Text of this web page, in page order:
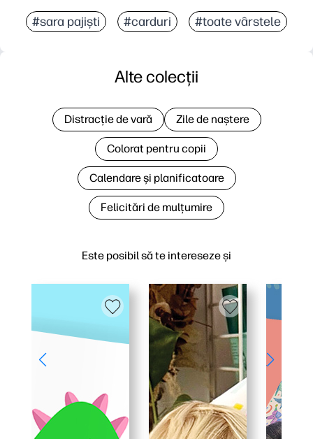
#sara pajiști #carduri #toate vârstele
Este posibil să te intereseze și
Alte colecții
Distracție de vară Zile de naștere
Colorat pentru copii
Calendare și planificatoare
Felicitări de mulțumire